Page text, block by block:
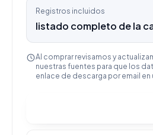
Registros incluidos
listado completo de la
Al comprar revisamos y
nuestras fuentes para que los
enlace de descarga por email en